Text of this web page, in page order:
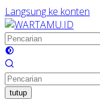
Langsung ke konten
tutup